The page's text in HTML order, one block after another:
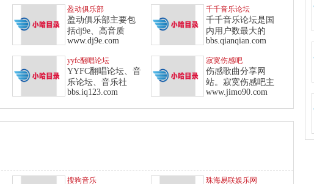
盈动俱乐部
盈动俱乐部主要包
括dj9e、高音质
www.dj9e.com
千千音乐论坛
千千音乐论坛是国
内用户数最大的
bbs.qianqian.com
yyfc翻唱论坛
YYFC翻唱论坛、音
乐论坛、音乐社
bbs.iq123.com
寂寞伤感吧
伤感歌曲分享网
站。寂寞伤感吧主
www.jimo90.com
搜狗音乐 珠海易联娱乐网